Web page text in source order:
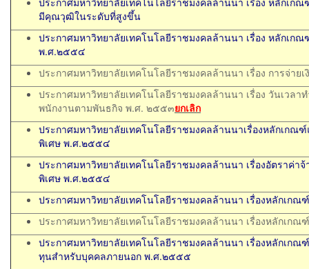
มีคุณวุฒิในระดับที่สูงขึ้น
ประกาศมหาวิทยาลัยเทคโนโลยีราชมงคลล้านนา เรื่อง หลักเ
พ.ศ.๒๕๕๔
ประกาศมหาวิทยาลัยเทคโนโลยีราชมงคลล้านนา เรื่อง การจ่า
ประกาศมหาวิทยาลัยเทคโนโลยีราชมงคลล้านนา เรื่อง วันเวล
พนักงานตามพันธกิจ พ.ศ. ๒๕๕๓ยกเลิก
ประกาศมหาวิทยาลัยเทคโนโลยีราชมงคลล้านนาเรื่องหลักเก
พิเศษ พ.ศ.๒๕๕๔
ประกาศมหาวิทยาลัยเทคโนโลยีราชมงคลล้านนา เรื่องอัตราค่
พิเศษ พ.ศ.๒๕๕๔
ประกาศมหาวิทยาลัยเทคโนโลยีราชมงคลล้านนา เรื่องหลักเก
ประกาศมหาวิทยาลัยเทคโนโลยีราชมงคลล้านนา เรื่องหลักเก
ประกาศมหาวิทยาลัยเทคโนโลยีราชมงคลล้านนา เรื่องหลักเก
ทุนสำหรับบุคคลภายนอก พ.ศ.๒๕๕๕